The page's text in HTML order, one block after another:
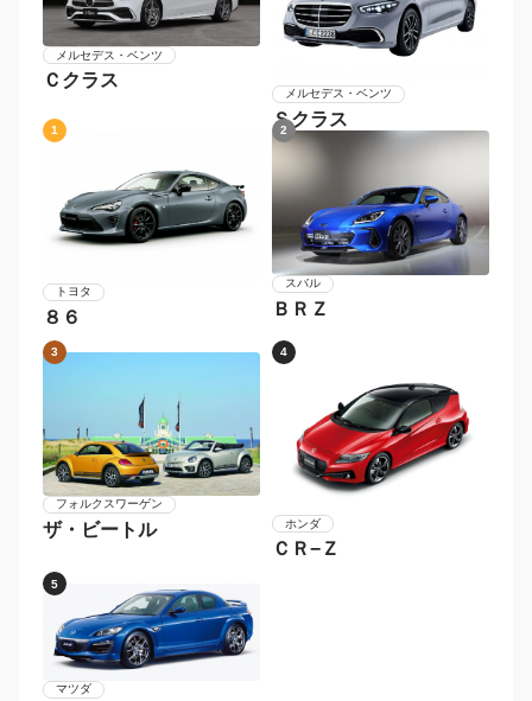
メルセデス・ベンツ
Ｃクラス
メルセデス・ベンツ
Ｓクラス
1
トヨタ
８６
2
スバル
ＢＲＺ
3
フォルクスワーゲン
ザ・ビートル
4
ホンダ
ＣＲ−Ｚ
5
マツダ